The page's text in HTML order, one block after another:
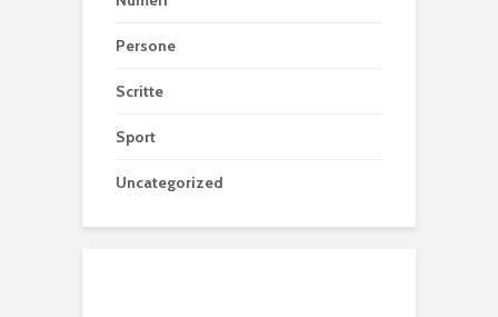
Persone
Scritte
Sport
Uncategorized